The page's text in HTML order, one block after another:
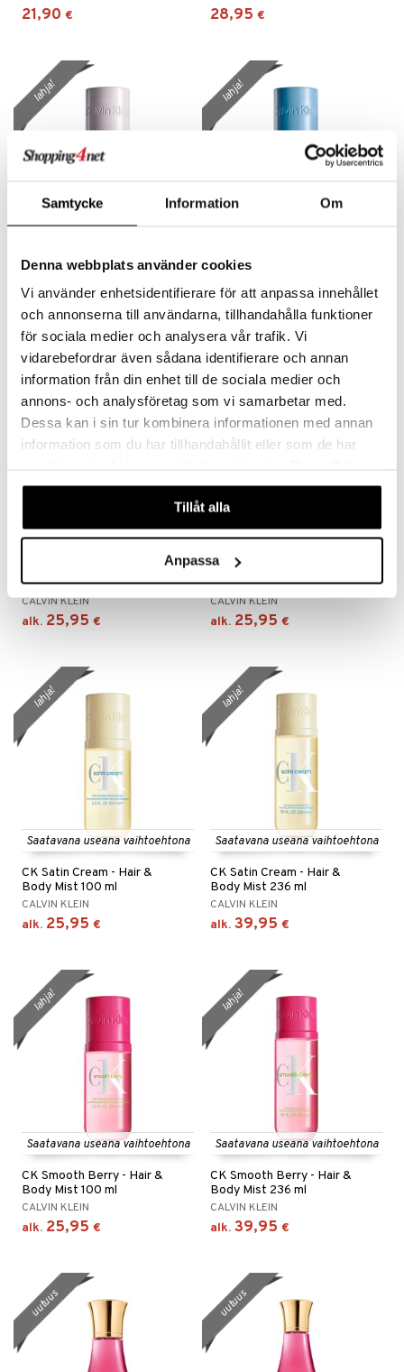
Samtycke Information Om
Denna webbplats använder cookies
Vi använder enhetsidentifierare för att anpassa innehållet
och annonserna till användarna, tillhandahålla funktioner
för sociala medier och analysera vår trafik. Vi
vidarebefordrar även sådana identifierare och annan
information från din enhet till de sociala medier och
annons- och analysföretag som vi samarbetar med.
Dessa kan i sin tur kombinera informationen med annan
information som du har tillhandahållit eller som de har
våra cookies vid fortsatt användande av vår webbplats.
Tillåt alla
Anpassa
21,90 € 28,95 €
CK Nude Vanilla - Hair &
CALVIN KLEIN
alk. 25,95 €
lahja!
CK Silky Coconut - Hair &
CALVIN KLEIN
alk.25,95 €
lahja!
Saatavana useana vaihtoehtona
Body Mist 100 ml
CALVIN KLEIN
alk. 25,95 €
lahja!
Saatavana useana vaihtoehtona
CK Cotton Musk - Hair &
Body Mist 100 ml
CALVIN KLEIN
alk. 25,95 €
lahja!
Saatavana useana vaihtoehtona
CK Satin Cream - Hair &
Body Mist 100 ml
CALVIN KLEIN
alk. 25,95 €
lahja!
Saatavana useana vaihtoehtona
CK Satin Cream - Hair &
Body Mist 236 ml
CALVIN KLEIN
alk. 39,95 €
lahja!
Saatavana useana vaihtoehtona
CK Smooth Berry - Hair &
Body Mist 100 ml
CALVIN KLEIN
alk. 25,95 €
lahja!
Saatavana useana vaihtoehtona
CK Smooth Berry - Hair &
Body Mist 236 ml
CALVIN KLEIN
alk. 39,95 €
lahja!
uutuus uutuus